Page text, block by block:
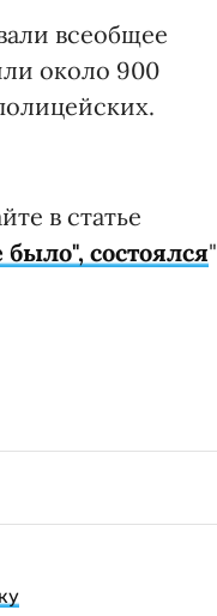
всеобщее
около 900
в статье
состоялся"